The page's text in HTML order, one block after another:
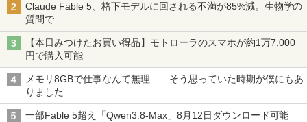
Claude Fable 5、格下モデルに回される不満が85%減。生物学の
質問で
【本日みつけたお買い得品】モトローラのスマホが約1万7,000
円で購入可能
メモリ8GBで仕事なんて無理……そう思っていた時期が僕にもあ
りました
一部Fable 5超え「Qwen3.8-Max」8月12日ダウンロード可能